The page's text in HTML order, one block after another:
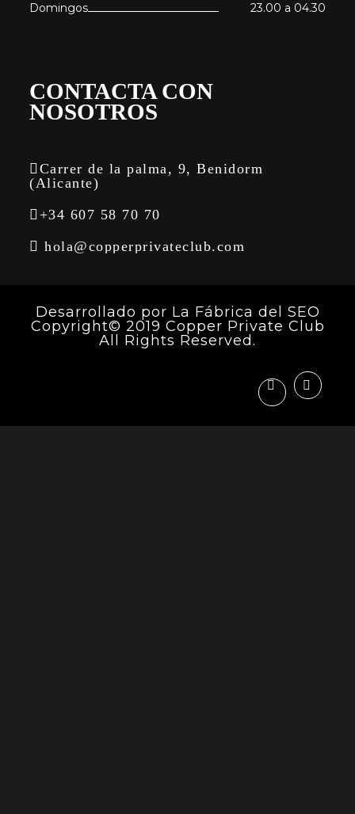
Domingos 23.00 a 04.30
CONTACTA CON
NOSOTROS
Carrer de la palma, 9, Benidorm
(Alicante)
+34 607 58 70 70
hola@copperprivateclub.com
Desarrollado por La Fábrica del SEO
Copyright© 2019 Copper Private Club
All Rights Reserved.